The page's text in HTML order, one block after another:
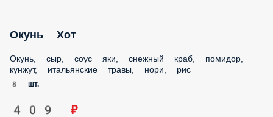
Окунь Хот
итальянские травы, нори, рис
8 шт.
409 ₽